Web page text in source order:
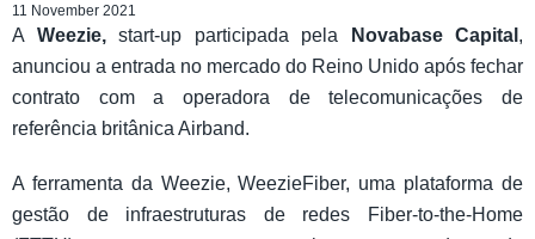
11 November 2021
A Weezie,start-up participada pela Novabase Capital ,
anunciou a entrada no mercado do Reino Unido após fechar
contrato com a operadora de telecomunicações de
referência britânica Airband.
A ferramenta da Weezie, WeezieFiber, uma plataforma de
gestão de infraestruturas de redes Fiber-to-the-Home